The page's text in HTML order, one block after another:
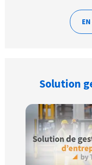
Solution